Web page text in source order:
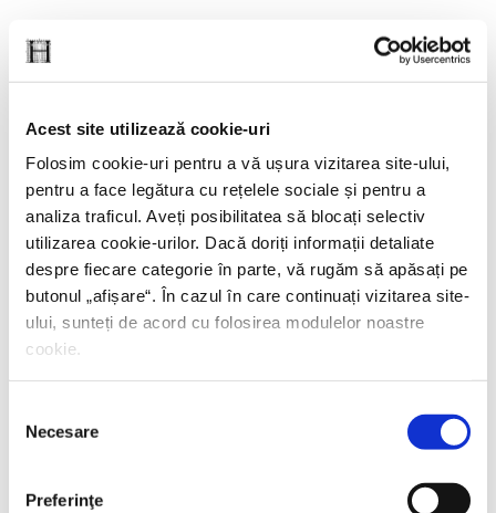
Acest site utilizează cookie-uri
Folosim cookie-uri pentru a vă ușura vizitarea site-ului,
pentru a face legătura cu rețelele sociale și pentru a
analiza traficul. Aveți posibilitatea să blocați selectiv
utilizarea cookie-urilor. Dacă doriți informații detaliate
despre fiecare categorie în parte, vă rugăm să apăsați pe
butonul „afișare“. În cazul în care continuați vizitarea site-
ului, sunteți de acord cu folosirea modulelor noastre
cookie.
consimțământului
Necesare
Preferinţe
Câmp de luptă blând
PREȚ 42.00 RON